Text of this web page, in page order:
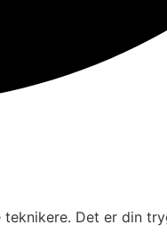
Det er din